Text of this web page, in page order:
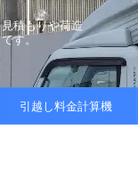
積もりや荷造
す。
引越し料金計算機